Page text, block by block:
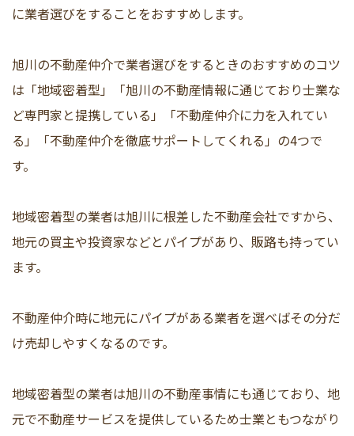
に業者選びをすることをおすすめします。
旭川の不動産仲介で業者選びをするときのおすすめのコツ
は「地域密着型」「旭川の不動産情報に通じており士業な
ど専門家と提携している」「不動産仲介に力を入れてい
る」「不動産仲介を徹底サポートしてくれる」の4つで
す。
地域密着型の業者は旭川に根差した不動産会社ですから、
地元の買主や投資家などとパイプがあり、販路も持ってい
ます。
不動産仲介時に地元にパイプがある業者を選べばその分だ
け売却しやすくなるのです。
地域密着型の業者は旭川の不動産事情にも通じており、地
元で不動産サービスを提供しているため士業ともつながり